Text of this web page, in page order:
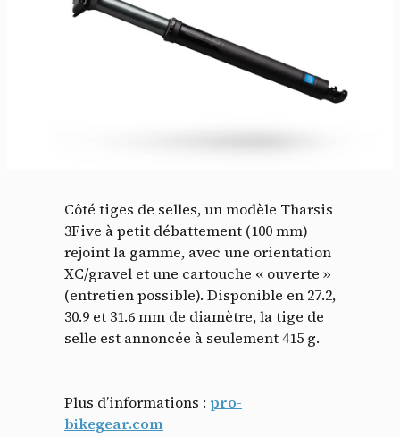
Côté tiges de selles, un modèle Tharsis
3Five à petit débattement (100 mm)
rejoint la gamme, avec une orientation
XC/gravel et une cartouche « ouverte »
(entretien possible). Disponible en 27.2,
30.9 et 31.6 mm de diamètre, la tige de
selle est annoncée à seulement 415 g.
Plus d’informations : pro-
bikegear.com
Panneau de gestion des
cookies
En autorisant ces services tiers, vous acceptez le dépôt et la
Politique de confidentialité